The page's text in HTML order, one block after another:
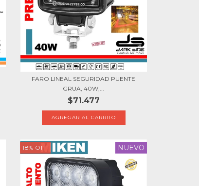
FARO LINEAL SEGURIDAD PUENTE
GRUA, 40W,...
$71.477
18% OFF NUEVO